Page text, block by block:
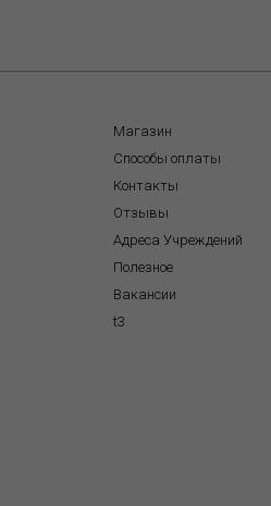
Магазин
Способы оплаты
Контакты
Отзывы
Адреса Учреждений
Полезное
Вакансии
t3